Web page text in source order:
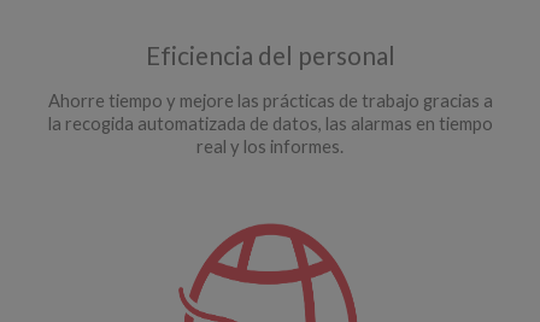
Eficiencia del personal
Ahorre tiempo y mejore las prácticas de trabajo gracias a
la recogida automatizada de datos, las alarmas en tiempo
real y los informes.